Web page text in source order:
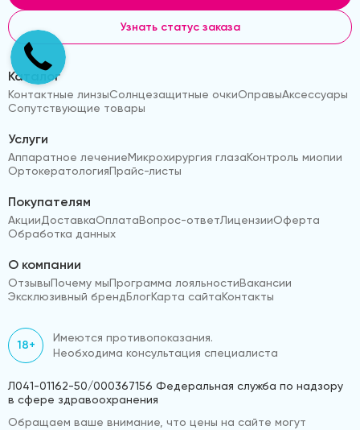
Узнать статус заказа
Каталог
Контактные линзыСолнцезащитные очкиОправыАксессуары
Сопутствующие товары
Услуги
Аппаратное лечениеМикрохирургия глазаКонтроль миопии
ОртокератологияПрайс-листы
Покупателям
АкцииДоставкаОплатаВопрос-ответЛицензииОферта
Обработка данных
О компании
ОтзывыПочему мыПрограмма лояльностиВакансии
Эксклюзивный брендБлогКарта сайтаКонтакты
18+
Имеются противопоказания.
Необходима консультация специалиста
Л041-01162-50/000367156 Федеральная служба по надзору
в сфере здравоохранения
Обращаем ваше внимание, что цены на сайте могут